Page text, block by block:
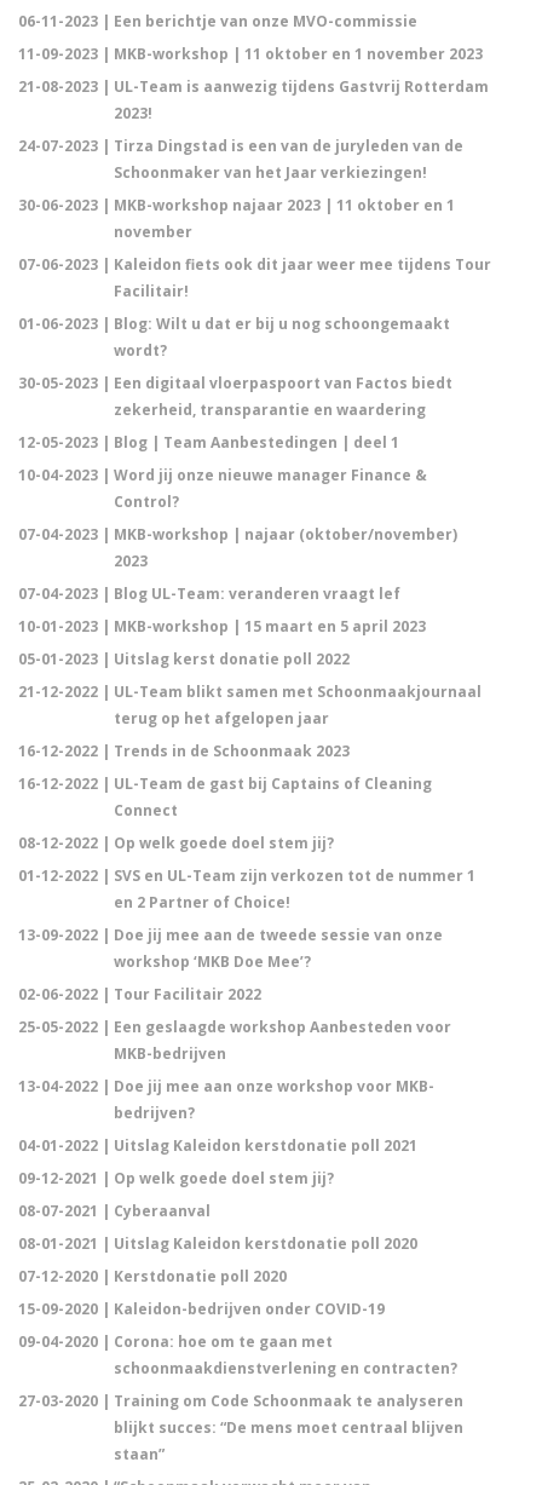
06-11-2023 | Een berichtje van onze MVO-commissie
11-09-2023 | MKB-workshop | 11 oktober en 1 november 2023
21-08-2023 | UL-Team is aanwezig tijdens Gastvrij Rotterdam
2023!
24-07-2023 | Tirza Dingstad is een van de juryleden van de
Schoonmaker van het Jaar verkiezingen!
30-06-2023 | MKB-workshop najaar 2023 | 11 oktober en 1
november
07-06-2023 | Kaleidon fiets ook dit jaar weer mee tijdens Tour
Facilitair!
01-06-2023 | Blog: Wilt u dat er bij u nog schoongemaakt
wordt?
30-05-2023 | Een digitaal vloerpaspoort van Factos biedt
zekerheid, transparantie en waardering
12-05-2023 | Blog | Team Aanbestedingen | deel 1
10-04-2023 | Word jij onze nieuwe manager Finance &
Control?
07-04-2023 | MKB-workshop | najaar (oktober/november)
2023
07-04-2023 | Blog UL-Team: veranderen vraagt lef
10-01-2023 | MKB-workshop | 15 maart en 5 april 2023
05-01-2023 | Uitslag kerst donatie poll 2022
21-12-2022 | UL-Team blikt samen met Schoonmaakjournaal
terug op het afgelopen jaar
16-12-2022 | Trends in de Schoonmaak 2023
16-12-2022 | UL-Team de gast bij Captains of Cleaning
Connect
08-12-2022 | Op welk goede doel stem jij?
01-12-2022 | SVS en UL-Team zijn verkozen tot de nummer 1
en 2 Partner of Choice!
13-09-2022 | Doe jij mee aan de tweede sessie van onze
workshop ‘MKB Doe Mee’?
02-06-2022 | Tour Facilitair 2022
25-05-2022 | Een geslaagde workshop Aanbesteden voor
MKB-bedrijven
13-04-2022 | Doe jij mee aan onze workshop voor MKB-
bedrijven?
04-01-2022 | Uitslag Kaleidon kerstdonatie poll 2021
09-12-2021 | Op welk goede doel stem jij?
08-07-2021 | Cyberaanval
08-01-2021 | Uitslag Kaleidon kerstdonatie poll 2020
07-12-2020 | Kerstdonatie poll 2020
15-09-2020 | Kaleidon-bedrijven onder COVID-19
09-04-2020 | Corona: hoe om te gaan met
schoonmaakdienstverlening en contracten?
27-03-2020 | Training om Code Schoonmaak te analyseren
blijkt succes: “De mens moet centraal blijven
staan”